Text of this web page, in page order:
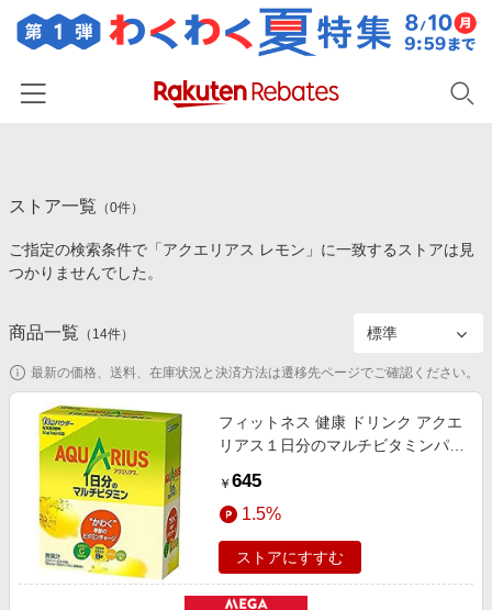
カテゴリー一覧
百貨店・総合ECモール
食品・スイーツ・お酒
コスメ・健康・医薬品
キッズ・ベビー用品
家電・PC・スマホ・カメラ
エンタメ
スポーツ・アウトドア・ゴルフ
インテリア・寝具
イベント一覧
初回購入者限定特典
対象ストア新規限定特典
新着ストアのご紹介
電子書籍特集
楽天ペイ導入ストア
楽天サービス特集
旅行特集
お中元特集2026
楽天IDでログイン/会員登録
ストア一覧 （0件）
ご指定の検索条件で「アクエリアス レモン」に一致するストアは見
つかりませんでした。
商品一覧 （ 14件）
最新の価格、送料、在庫状況と決済方法は遷移先ページでご確認ください。
フィットネス 健康 ドリンク アクエ
リアス１日分のマルチビタミンパウ
￥ 645
1.5%
ストアにすすむ